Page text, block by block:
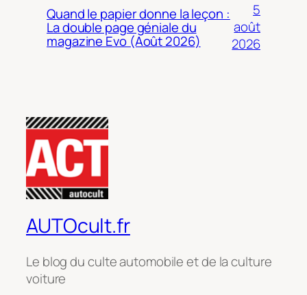
Quand le papier donne la leçon :
La double page géniale du
magazine Evo (Août 2026)
5
août
2026
AUTOcult.fr
Le blog du culte automobile et de la culture
voiture